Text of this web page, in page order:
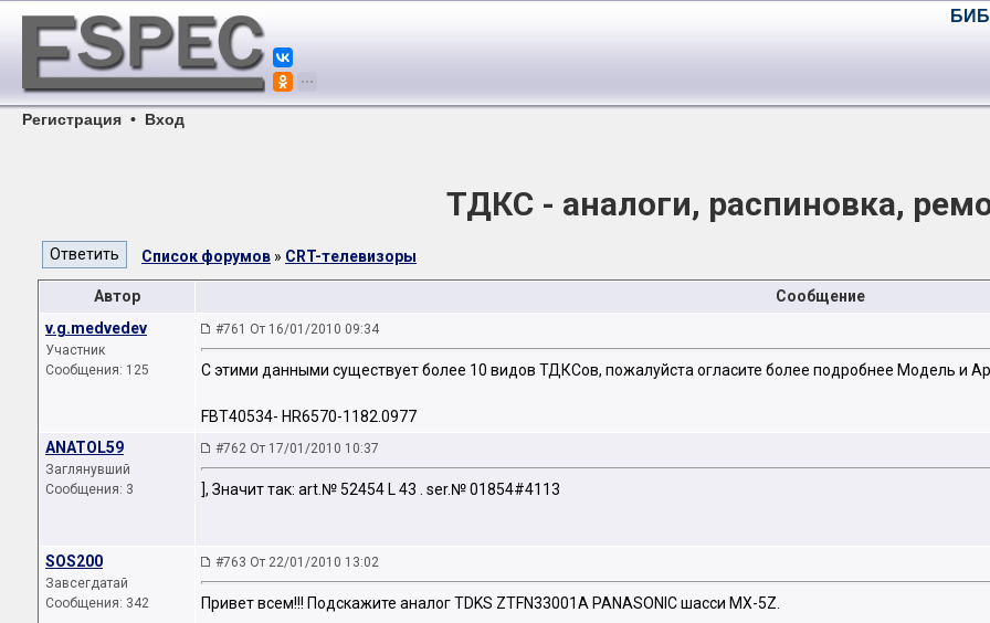
Регистрация • Вход
ТДКС - аналоги, распиновка,
Список форумов » CRT-телевизоры
Автор
Сообщение
v.g.medvedev
Участник
Сообщения: 125
#761 От 16/01/2010 09:34
С этими данными существует более 10 видов ТДКСов, пожалуйста огласите более подробнее Модель и
FBT40534- HR6570-1182.0977
ANATOL59
Заглянувший
Сообщения: 3
#762 От 17/01/2010 10:37
], Значит так: art.№ 52454 L 43 . ser.№ 01854#4113
SOS200
Завсегдатай
Сообщения: 342
#763 От 22/01/2010 13:02
Привет всем!!! Подскажите аналог TDKS ZTFN33001A PANASONIC шасси MX-5Z.